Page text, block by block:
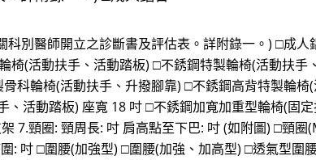
別醫師開立之診斷書及評估表。詳附錄一。) □成
椅(活動扶手、活動踏板) □不銹鋼特製輪椅(活動扶手
科輪椅(活動扶手、升撥腳靠) □不銹鋼高背特製輪
活動踏板) 座寬 18 吋 □不銹鋼加寬加重型輪椅(固
7.頸圈: 頸周長: 吋 肩高點至下巴: 吋 (如附圖) □頸
: 吋 □圍腰(加強型) □圍腰(加強、加高型) □透氣型圍